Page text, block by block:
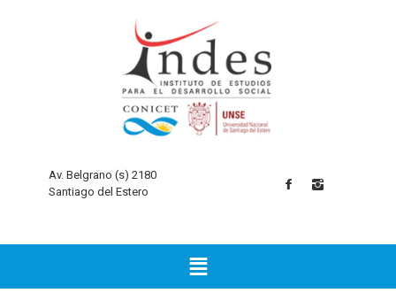
Av. Belgrano (s) 2180
Santiago del Estero